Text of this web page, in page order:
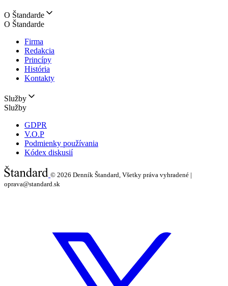
O Štandarde
O Štandarde
Firma
Redakcia
Princípy
História
Kontakty
Služby
Služby
GDPR
V.O.P
Podmienky používania
Kódex diskusií
© 2026 Denník Štandard, Všetky práva vyhradené |
oprava@standard.sk